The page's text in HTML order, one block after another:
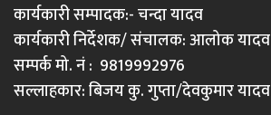
कार्यकारी सम्पादक:- चन्दा यादव
कार्यकारी निर्देशक/ संचालक: आलोक यादव
सम्पर्क मो. नं : 9819992976
सल्लाहकार: बिजय कु. गुप्ता/देवकुमार यादव